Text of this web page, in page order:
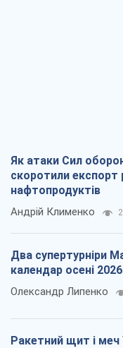
Як атаки Сил
скоротили експорт
нафтопродуктів
Андрій Клименко
Два супертурніри
календар осені
Олександр Липенко
Ракетний щит і меч